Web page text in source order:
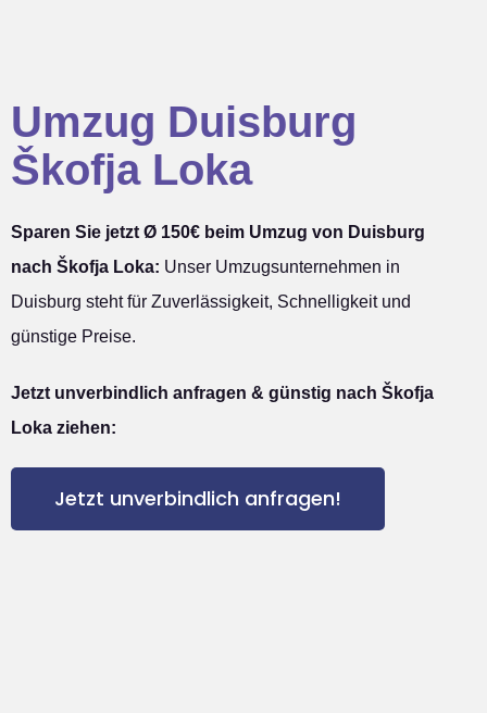
Umzug Duisburg
Škofja Loka
Sparen Sie jetzt Ø 150€ beim Umzug von Duisburg
nach Škofja Loka: Unser Umzugsunternehmen in
Duisburg steht für Zuverlässigkeit, Schnelligkeit und
günstige Preise.
Jetzt unverbindlich anfragen & günstig nach Škofja
Loka ziehen:
Jetzt unverbindlich anfragen!